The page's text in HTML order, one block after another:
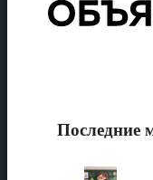
Последние